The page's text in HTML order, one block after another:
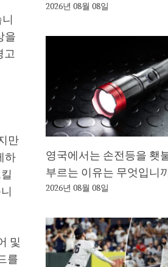
을
고
만
하
및
를
2026년 08월 08일
영국에서는 손전등을 횃
부르는 이유는 무엇입니
2026년 08월 08일